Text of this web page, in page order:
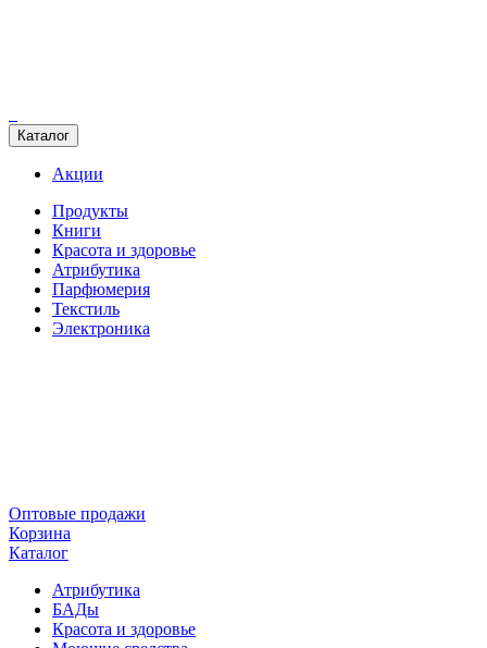
Каталог
Акции
Продукты
Книги
Красота и здоровье
Атрибутика
Парфюмерия
Текстиль
Электроника
Оптовые продажи
Корзина
Каталог
Атрибутика
БАДы
Красота и здоровье